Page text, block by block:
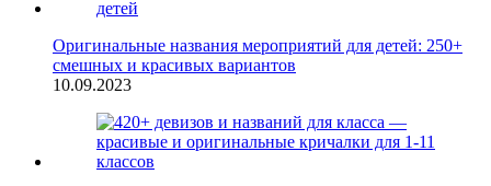
Оригинальные названия мероприятий для детей: 250+
смешных и красивых вариантов
10.09.2023